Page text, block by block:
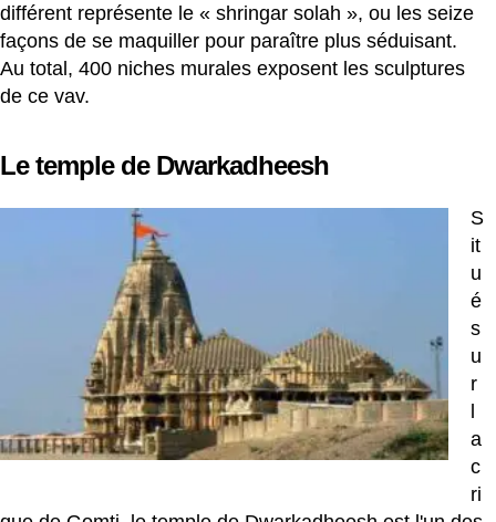
différent représente le « shringar solah », ou les seize
façons de se maquiller pour paraître plus séduisant.
Au total, 400 niches murales exposent les sculptures
de ce vav.
Le temple de Dwarkadheesh
S
it
u
é
s
u
r
l
a
c
ri